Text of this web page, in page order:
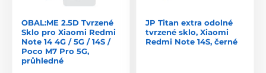
OBAL:ME 2.5D Tvrzené
Sklo pro Xiaomi Redmi
Note 14 4G / 5G / 14S /
Poco M7 Pro 5G,
průhledné
JP Titan extra odolné
tvrzené sklo, Xiaomi
Redmi Note 14S, černé